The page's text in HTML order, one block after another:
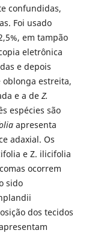
confundidas,
Foi usado
em tampão
eletrônica
e depois
estreita,
e a de Z.
espécies são
apresenta
adaxial. Os
e Z. ilicifolia
ocorrem
sido
dos tecidos